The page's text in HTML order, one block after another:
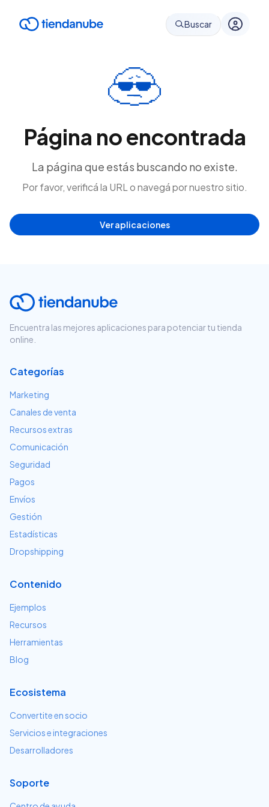
Buscar
Página no encontrada
La página que estás buscando no existe.
Por favor, verificá la URL o navegá por nuestro sitio.
Ver aplicaciones
Encuentra las mejores aplicaciones para potenciar tu tienda
online.
Categorías
Marketing
Canales de venta
Recursos extras
Comunicación
Seguridad
Pagos
Envíos
Gestión
Estadísticas
Dropshipping
Contenido
Ejemplos
Recursos
Herramientas
Blog
Ecosistema
Convertite en socio
Servicios e integraciones
Desarrolladores
Soporte